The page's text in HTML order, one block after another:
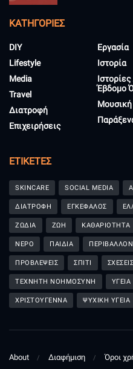
KΑΤΗΓΟΡΊΕΣ
DIY
Lifestyle
Media
Travel
Διατροφή
Επιχειρήσεις
Εργασία
Ιστορία
Έβδομο
Μουσική
ΕΤΙΚΈΤΕΣ
SKINCARE SOCIAL MEDIA
ΔΙΑΤΡΟΦΗ ΕΓΚΕΦΑΛΟΣ
ΖΩΔΙΑ ΖΩΗ ΚΑΘΑΡΙΟΤΗΤΑ
ΝΕΡΟ ΠΑΙΔΙΑ ΠΕΡΙΒΑΛΛΟΝ
ΠΡΟΒΛΕΨΕΙΣ ΣΠΙΤΙ ΣΧΕΣΕΙΣ
ΤΕΧΝΗΤΗ ΝΟΗΜΟΣΥΝΗ ΥΓΕΙΑ
ΧΡΙΣΤΟΥΓΕΝΝΑ ΨΥΧΙΚΗ ΥΓΕΙΑ
About Διαφήμιση Όροι